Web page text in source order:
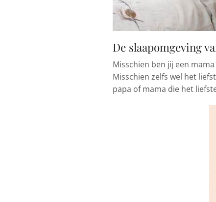
De slaapomgeving
Misschien ben jij een
Misschien zelfs wel het
papa of mama die het